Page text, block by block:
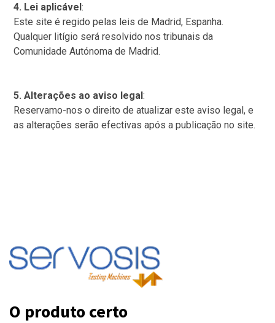
4. Lei aplicável:
Este site é regido pelas leis de Madrid, Espanha.
Qualquer litígio será resolvido nos tribunais da
Comunidade Autónoma de Madrid.
5. Alterações ao aviso legal:
Reservamo-nos o direito de atualizar este aviso legal, e
as alterações serão efectivas após a publicação no site.
O produto certo